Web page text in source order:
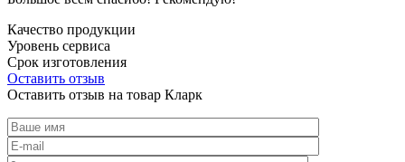
Качество продукции
Уровень сервиса
Срок изготовления
Оставить отзыв
Оставить отзыв на товар Кларк